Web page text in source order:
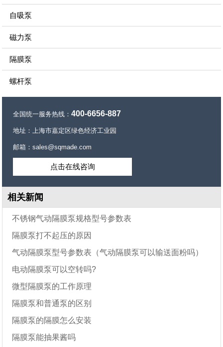
自吸泵
磁力泵
隔膜泵
螺杆泵
全国统一服务热线：400-6656-887
地址：上海市嘉定区绿色经济工业园
邮箱：sales@sqmade.com
点击在线咨询
相关新闻
不锈钢气动隔膜泵规格型号参数表
隔膜泵打不起压的原因
气动隔膜泵型号参数表（气动隔膜泵可以输送面粉吗）
电动隔膜泵可以空转吗?
微型隔膜泵的工作原理
隔膜泵和普通泵的区别
隔膜泵的隔膜怎么安装
隔膜泵能抽果酱吗